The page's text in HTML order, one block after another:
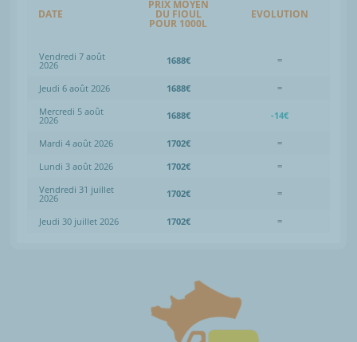
DATE
PRIX MOYEN
DU FIOUL
POUR 1000L
EVOLUTION
Vendredi 7 août
2026 1688€ =
Jeudi 6 août 2026 1688€
=
Mercredi 5 août
2026 1688€ -14€
Mardi 4 août 2026 1702€
=
Lundi 3 août 2026
1702€
=
Vendredi 31 juillet
2026 1702€ =
Jeudi 30 juillet 2026 1702€ =